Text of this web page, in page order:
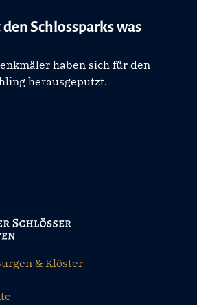
Schlossparks was
haben sich für den
herausgeputzt.
& Klöster